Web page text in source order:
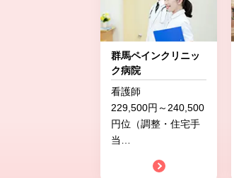
群馬ペインクリニッ
ク病院
看護師
229,500円～240,500
円位（調整・住宅手
当